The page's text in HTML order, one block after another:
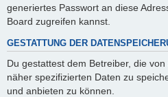
generiertes Passwort an diese
Board zugreifen kannst.
GESTATTUNG DER
Du gestattest dem Betreiber, die
näher spezifizierten Daten zu
und anbieten zu können.